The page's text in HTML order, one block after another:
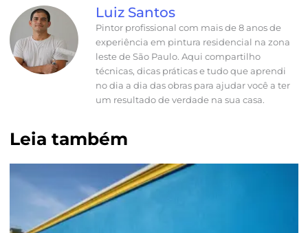
Luiz Santos
Pintor profissional com mais de 8 anos de
experiência em pintura residencial na zona
leste de São Paulo. Aqui compartilho
técnicas, dicas práticas e tudo que aprendi
no dia a dia das obras para ajudar você a ter
um resultado de verdade na sua casa.
Leia também